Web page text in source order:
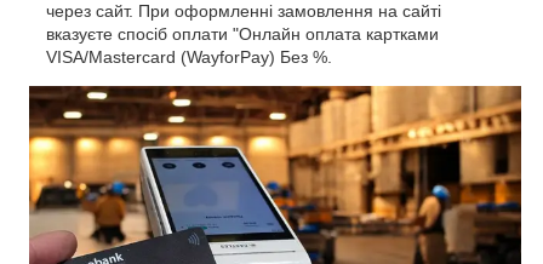
через сайт. При оформленні замовлення на сайті
вказуєте спосіб оплати "Онлайн оплата картками
VISA/Mastercard (WayforPay) Без %.